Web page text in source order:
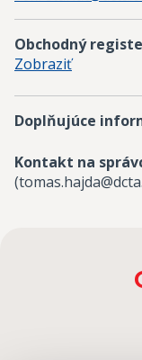
Obchodný
Zobraziť
Doplňujúce
Kontakt na